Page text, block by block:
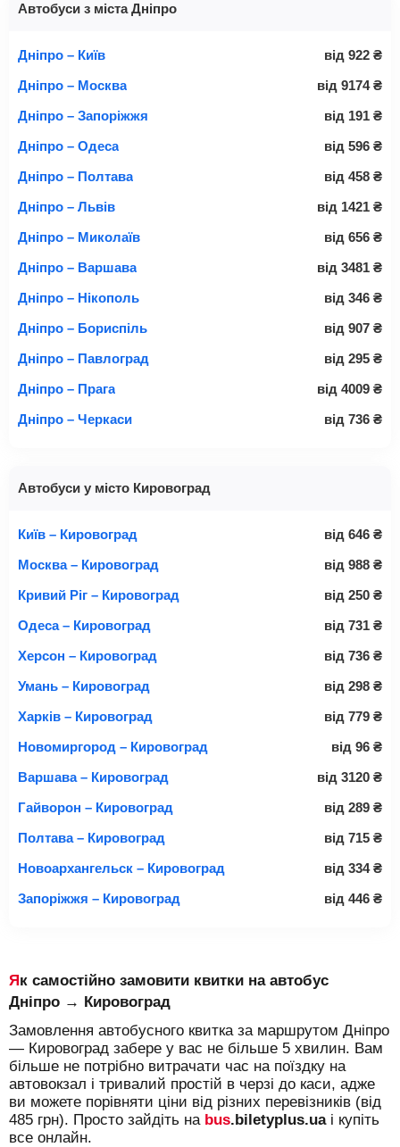
Автобуси з міста Дніпро
Дніпро – Київ від 922 ₴
Дніпро – Москва
від 9174 ₴
Дніпро – Запоріжжя
від 191 ₴
Дніпро – Одеса
від 596 ₴
Дніпро – Полтава
від 458 ₴
Дніпро – Львів
від 1421 ₴
Дніпро – Миколаїв
від 656 ₴
Дніпро – Варшава
від 3481 ₴
Дніпро – Нікополь
від 346 ₴
Дніпро – Бориспіль
від 907 ₴
Дніпро – Павлоград
від 295 ₴
Дніпро – Прага
від 4009 ₴
Дніпро – Черкаси
від 736 ₴
Автобуси у місто Кировоград
Київ – Кировоград від 646 ₴
Москва – Кировоград
від 988 ₴
Кривий Ріг – Кировоград
від 250 ₴
Одеса – Кировоград
від 731 ₴
Херсон – Кировоград
від 736 ₴
Умань – Кировоград
від 298 ₴
Харків – Кировоград
від 779 ₴
Новомиргород – Кировоград
від 96 ₴
Варшава – Кировоград
від 3120 ₴
Гайворон – Кировоград
від 289 ₴
Полтава – Кировоград
від 715 ₴
Новоархангельск – Кировоград
від 334 ₴
Запоріжжя – Кировоград
від 446 ₴
Як самостійно замовити квитки на автобус
Дніпро → Кировоград
Замовлення автобусного квитка за маршрутом Дніпро
— Кировоград забере у вас не більше 5 хвилин. Вам
більше не потрібно витрачати час на поїздку на
автовокзал і тривалий простій в черзі до каси, адже
ви можете порівняти ціни від різних перевізників (від
485 грн). Просто зайдіть на bus.biletyplus.uaі купіть
все онлайн.